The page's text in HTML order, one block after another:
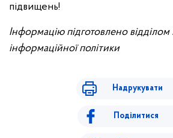
підвищень!
Інформацію підготовлено відділом
інформаційної політики
Надрукувати
Поділитися